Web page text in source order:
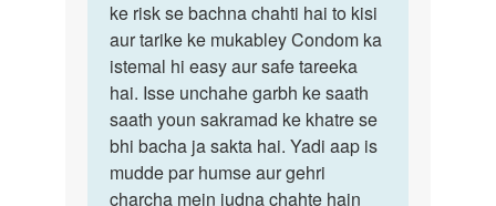
2nd
baby
ko…
by
sia
ke risk se bachna chahti hai to kisi
aur tarike ke mukabley Condom ka
istemal hi easy aur safe tareeka
hai. Isse unchahe garbh ke saath
saath youn sakramad ke khatre se
bhi bacha ja sakta hai. Yadi aap is
mudde par humse aur gehri
charcha mein judna chahte hain